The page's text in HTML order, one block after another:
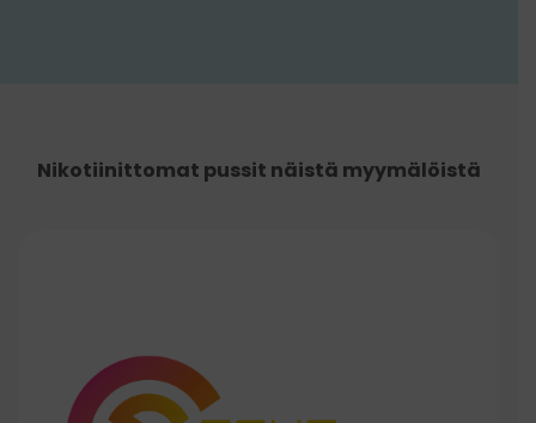
Nikotiinittomat pussit näistä myymälöistä